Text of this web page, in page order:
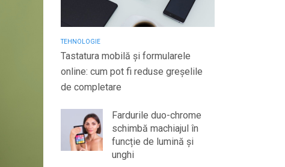
TEHNOLOGIE
Tastatura mobilă și formularele
online: cum pot fi reduse greșelile
de completare
Fardurile duo-chrome
schimbă machiajul în
funcție de lumină și
unghi